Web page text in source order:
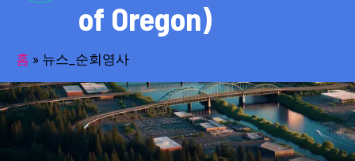
of Oregon)
홈 » 뉴스_순회영사
반세기의 세월을 품고 동포사회를 섬겨온
오레곤한인회!